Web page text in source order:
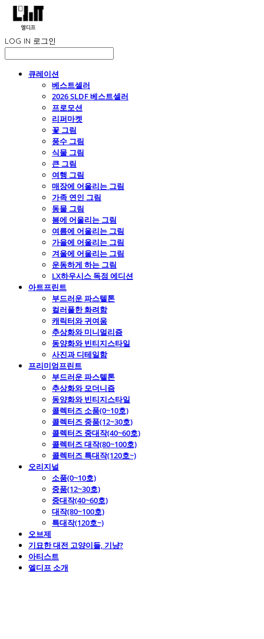
LOG IN 로그인
큐레이션
베스트셀러
2026 SLDF 베스트셀러
프로모션
리퍼마켓
꽃 그림
풍수 그림
식물 그림
큰 그림
여행 그림
매장에 어울리는 그림
가족 연인 그림
동물 그림
봄에 어울리는 그림
여름에 어울리는 그림
가을에 어울리는 그림
겨울에 어울리는 그림
운동하게 하는 그림
LX하우시스 독점 에디션
아트프린트
부드러운 파스텔톤
컬러풀한 화려함
캐릭터와 귀여움
추상화와 미니멀리즘
동양화와 빈티지스타일
사진과 디테일함
프리미엄프린트
부드러운 파스텔톤
추상화와 모더니즘
동양화와 빈티지스타일
콜렉터즈 소품(0~10호)
콜렉터즈 중품(12~30호)
콜렉터즈 중대작(40~60호)
콜렉터즈 대작(80~100호)
콜렉터즈 특대작(120호~)
오리지널
소품(0~10호)
중품(12~30호)
중대작(40~60호)
대작(80~100호)
특대작(120호~)
오브제
기묘한 대전 고양이들, 기냥?
아티스트
엘디프 소개